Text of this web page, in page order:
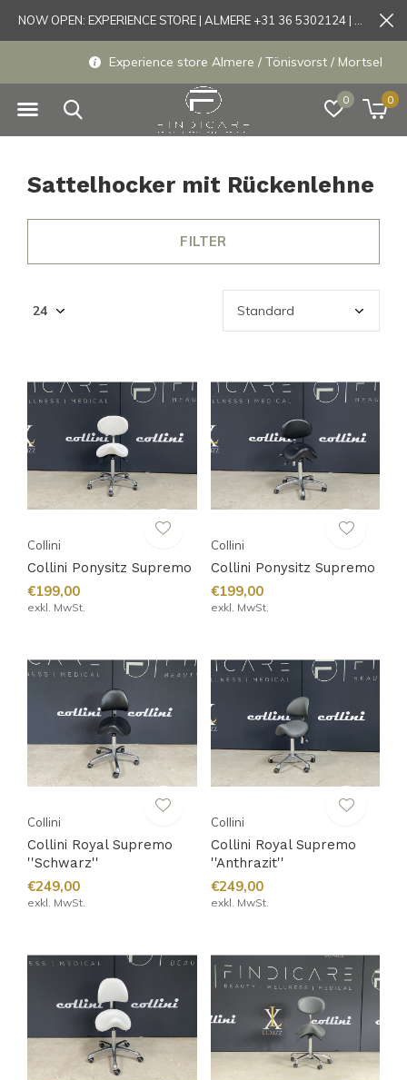
0 0
Experience store Almere / Tönisvorst / Mortsel
Sattelhocker mit Rückenlehne
FILTER
Collini
Collini Ponysitz Supremo
€199,00
exkl. MwSt.
Collini
Collini Ponysitz Supremo
€199,00
exkl. MwSt.
Collini
Collini Royal Supremo
''Schwarz''
€249,00
exkl. MwSt.
Collini
Collini Royal Supremo
''Anthrazit''
€249,00
exkl. MwSt.